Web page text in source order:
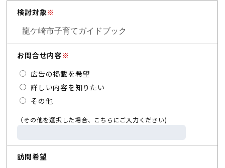
検討対象※
お問合せ内容※
広告の掲載を希望
詳しい内容を知りたい
その他
（その他を選択した場合、こちらにご入力ください)
訪問希望